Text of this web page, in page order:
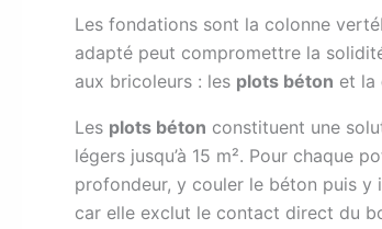
Les fondations sont la colonne
adapté peut compromettre la
aux bricoleurs : les plots béton et la
Les plots béton constituent une
légers jusqu’à 15 m². Pour chaque
profondeur, y couler le béton puis y
car elle exclut le contact direct du